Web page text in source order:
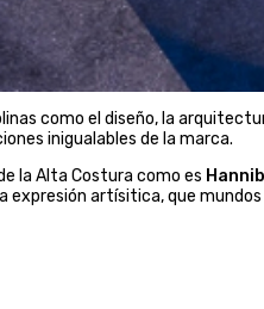
como el diseño, la
inigualables de la marca.
la Alta Costura como es
expresión artísitica, que